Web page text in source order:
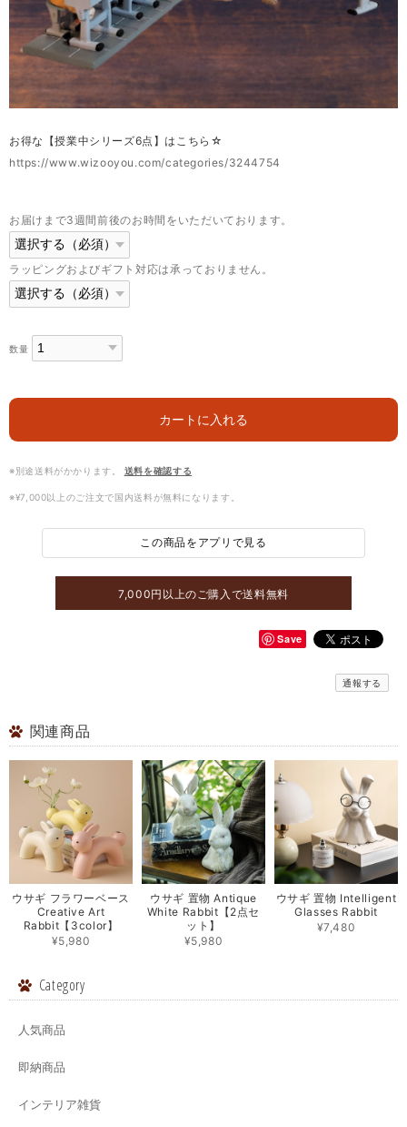
お得な【授業中シリーズ6点】はこちら☆
https://www.wizooyou.com/categories/3244754
お届けまで3週間前後のお時間をいただいております。
ラッピングおよびギフト対応は承っておりません。
数量
カートに入れる
※別途送料がかかります。 送料を確認する
※¥7,000以上のご注文で国内送料が無料になります。
この商品をアプリで見る
7,000円以上のご購入で送料無料
Save
通報する
関連商品
ウサギ フラワーベース
Creative Art
Rabbit【3color】
¥5,980
ウサギ 置物 Antique
White Rabbit【2点セ
ット】
¥5,980
ウサギ 置物 Intelligent
Glasses Rabbit
¥7,480
Category
人気商品
即納商品
インテリア雑貨